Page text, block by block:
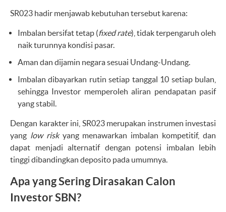
SR023 hadir menjawab kebutuhan tersebut karena:
Imbalan bersifat tetap (fixed rate), tidak terpengaruh oleh
naik turunnya kondisi pasar.
Aman dan dijamin negara sesuai Undang-Undang.
Imbalan dibayarkan rutin setiap tanggal 10 setiap bulan,
sehingga Investor memperoleh aliran pendapatan pasif
yang stabil.
Dengan karakter ini, SR023 merupakan instrumen investasi
yang low riskyang menawarkan imbalan kompetitif, dan
dapat menjadi alternatif dengan potensi imbalan lebih
tinggi dibandingkan deposito pada umumnya.
Apa yang Sering Dirasakan Calon
Investor SBN?